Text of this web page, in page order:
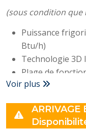
(sous condition que
Puissance
Btu/h)
Technologie 3D
Plage de
Classe A++
Conso
Niveau sonore
Voir plus
ARRIVAGE